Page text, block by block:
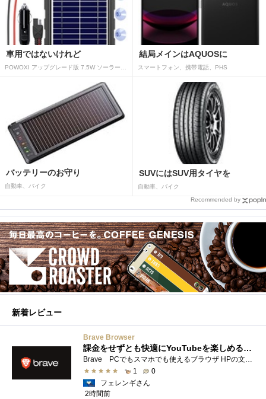
車用ではないけれど 結局メインはAQUOSに
スマートフォン、携帯電話、PHS
バッテリーのお守り
自動車、バイク
SUVにはSUV用タイヤを
自動車、バイク
Recommended by
新着レビュー
Brave Browser
課金をせずとも快適にYouTubeを楽しめるようになったよ
Brave PCでもスマホでも使えるブラウザ HPの文言は 広告やトラッカーがブロックされるから、訪問するサイトをよりすっきりした表示で閲覧でき�...
1
0
フェレンギさん
2時間前